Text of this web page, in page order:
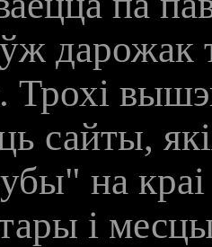
дарожак
Трохі
сайты,
на
і